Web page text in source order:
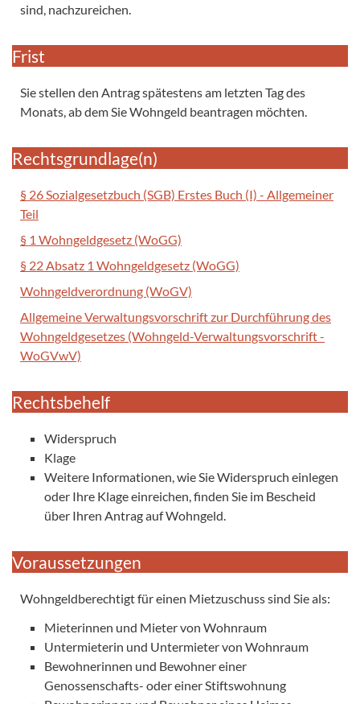
sind, nachzureichen.
Frist
Sie stellen den Antrag spätestens am letzten Tag des
Monats, ab dem Sie Wohngeld beantragen möchten.
Rechtsgrundlage(n)
§ 26 Sozialgesetzbuch (SGB) Erstes Buch (I) - Allgemeiner
Teil
§ 1 Wohngeldgesetz (WoGG)
§ 22 Absatz 1 Wohngeldgesetz (WoGG)
Wohngeldverordnung (WoGV)
Allgemeine Verwaltungsvorschrift zur Durchführung des
Wohngeldgesetzes (Wohngeld-Verwaltungsvorschrift -
WoGVwV)
Rechtsbehelf
Widerspruch
Klage
Weitere Informationen, wie Sie Widerspruch einlegen
oder Ihre Klage einreichen, finden Sie im Bescheid
über Ihren Antrag auf Wohngeld.
Voraussetzungen
Wohngeldberechtigt für einen Mietzuschuss sind Sie als:
Mieterinnen und Mieter von Wohnraum
Untermieterin und Untermieter von Wohnraum
Bewohnerinnen und Bewohner einer
Genossenschafts- oder einer Stiftswohnung